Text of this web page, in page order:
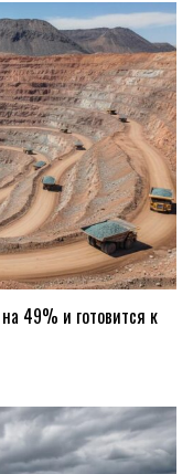
49% и готовится к